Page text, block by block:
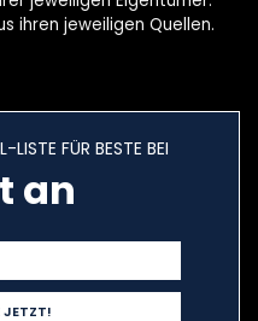
ihren jeweiligen Quellen.
LISTE FÜR BESTE BEI
an